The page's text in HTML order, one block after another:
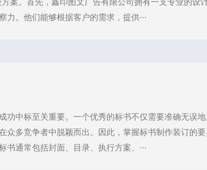
。他们能够根据客户的需求，提供···
功中标至关重要。一个优秀的标书不仅需要准确无误
多竞争者中脱颖而出。因此，掌握标书制作装订的要
通常包括封面、目录、执行方案、···